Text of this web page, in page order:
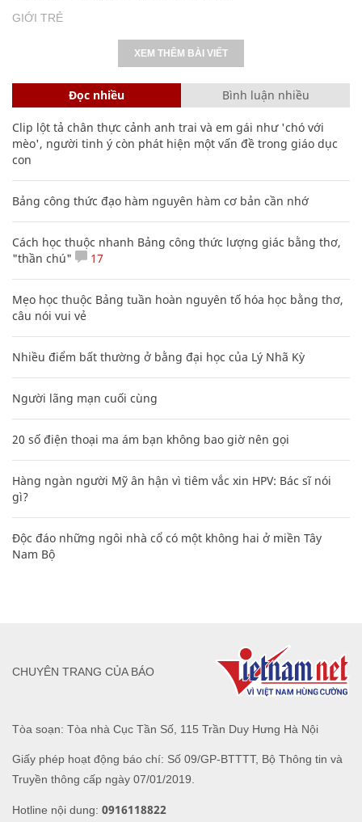
GIỚI TRẺ
XEM THÊM BÀI VIẾT
Đọc nhiều Bình luận nhiều
Clip lột tả chân thực cảnh anh trai và em gái như 'chó với
mèo', người tinh ý còn phát hiện một vấn đề trong giáo dục
con
Bảng công thức đạo hàm nguyên hàm cơ bản cần nhớ
Cách học thuộc nhanh Bảng công thức lượng giác bằng thơ,
"thần chú"
17
Mẹo học thuộc Bảng tuần hoàn nguyên tố hóa học bằng thơ,
câu nói vui vẻ
Nhiều điểm bất thường ở bằng đại học của Lý Nhã Kỳ
Người lãng mạn cuối cùng
20 số điện thoại ma ám bạn không bao giờ nên gọi
Hàng ngàn người Mỹ ân hận vì tiêm vắc xin HPV: Bác sĩ nói
gì?
Độc đáo những ngôi nhà cổ có một không hai ở miền Tây
Nam Bộ
Tòa soạn: Tòa nhà Cục Tần Số, 115 Trần Duy Hưng Hà Nội
Giấy phép hoạt động báo chí: Số 09/GP-BTTTT, Bộ Thông tin và
Truyền thông cấp ngày 07/01/2019.
Hotline nội dung: 0916118822
CHUYÊN TRANG CỦA BÁO